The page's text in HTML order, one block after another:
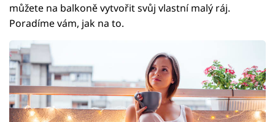
můžete na balkoně vytvořit svůj vlastní malý ráj.
Poradíme vám, jak na to.